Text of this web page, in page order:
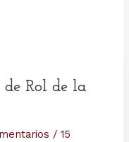
Rol de la
/ 15